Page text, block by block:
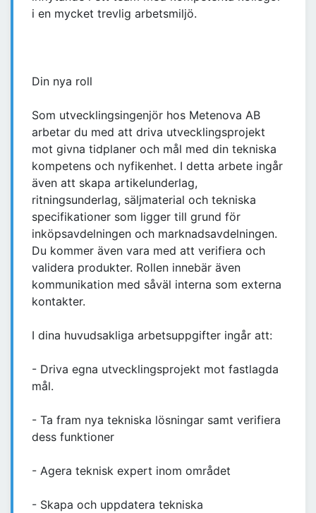
i en mycket trevlig arbetsmiljö.
Din nya roll
Som utvecklingsingenjör hos Metenova AB
arbetar du med att driva utvecklingsprojekt
mot givna tidplaner och mål med din tekniska
kompetens och nyfikenhet. I detta arbete ingår
även att skapa artikelunderlag,
ritningsunderlag, säljmaterial och tekniska
specifikationer som ligger till grund för
inköpsavdelningen och marknadsavdelningen.
Du kommer även vara med att verifiera och
validera produkter. Rollen innebär även
kommunikation med såväl interna som externa
kontakter.
I dina huvudsakliga arbetsuppgifter ingår att:
- Driva egna utvecklingsprojekt mot fastlagda
mål.
- Ta fram nya tekniska lösningar samt verifiera
dess funktioner
- Agera teknisk expert inom området
- Skapa och uppdatera tekniska